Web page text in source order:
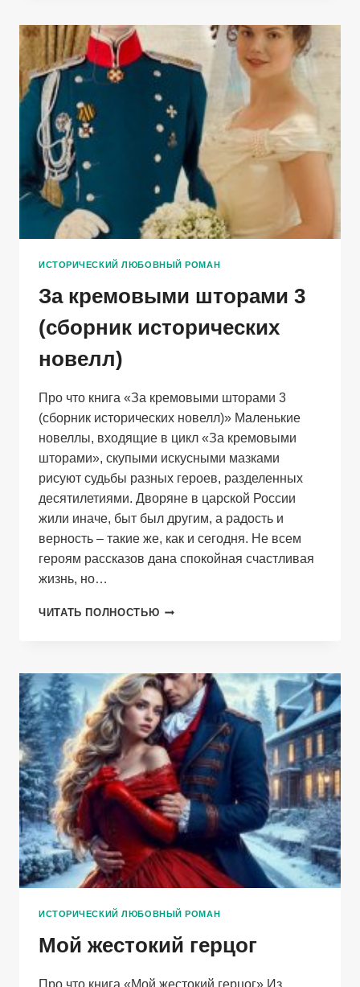
ИСТОРИЧЕСКИЙ ЛЮБОВНЫЙ РОМАН
За кремовыми шторами 3
(сборник исторических
новелл)
Про что книга «За кремовыми шторами 3
(сборник исторических новелл)» Маленькие
новеллы, входящие в цикл «За кремовыми
шторами», скупыми искусными мазками
рисуют судьбы разных героев, разделенных
десятилетиями. Дворяне в царской России
жили иначе, быт был другим, а радость и
верность – такие же, как и сегодня. Не всем
героям рассказов дана спокойная счастливая
жизнь, но…
ЧИТАТЬ ПОЛНОСТЬЮ ЗА
(СБОРНИК
ИСТОРИЧЕСКИХ
НОВЕЛЛ)
ИСТОРИЧЕСКИЙ ЛЮБОВНЫЙ РОМАН
Мой жестокий герцог